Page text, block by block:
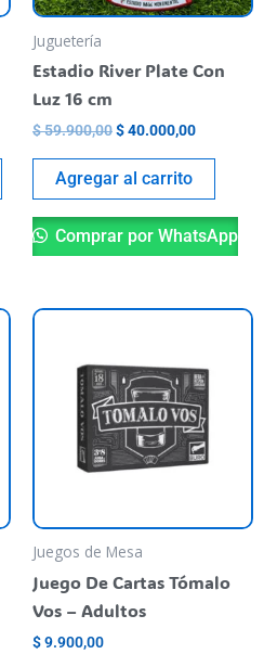
se
pueden
elegir
producto
Juguetería
Estadio River Plate Con
Luz 16 cm
$59.900,00$40.000,00
Agregar al carrito
Comprar por WhatsApp
Juegos de Mesa
Juego De Cartas Tómalo
Vos – Adultos
$9.900,00